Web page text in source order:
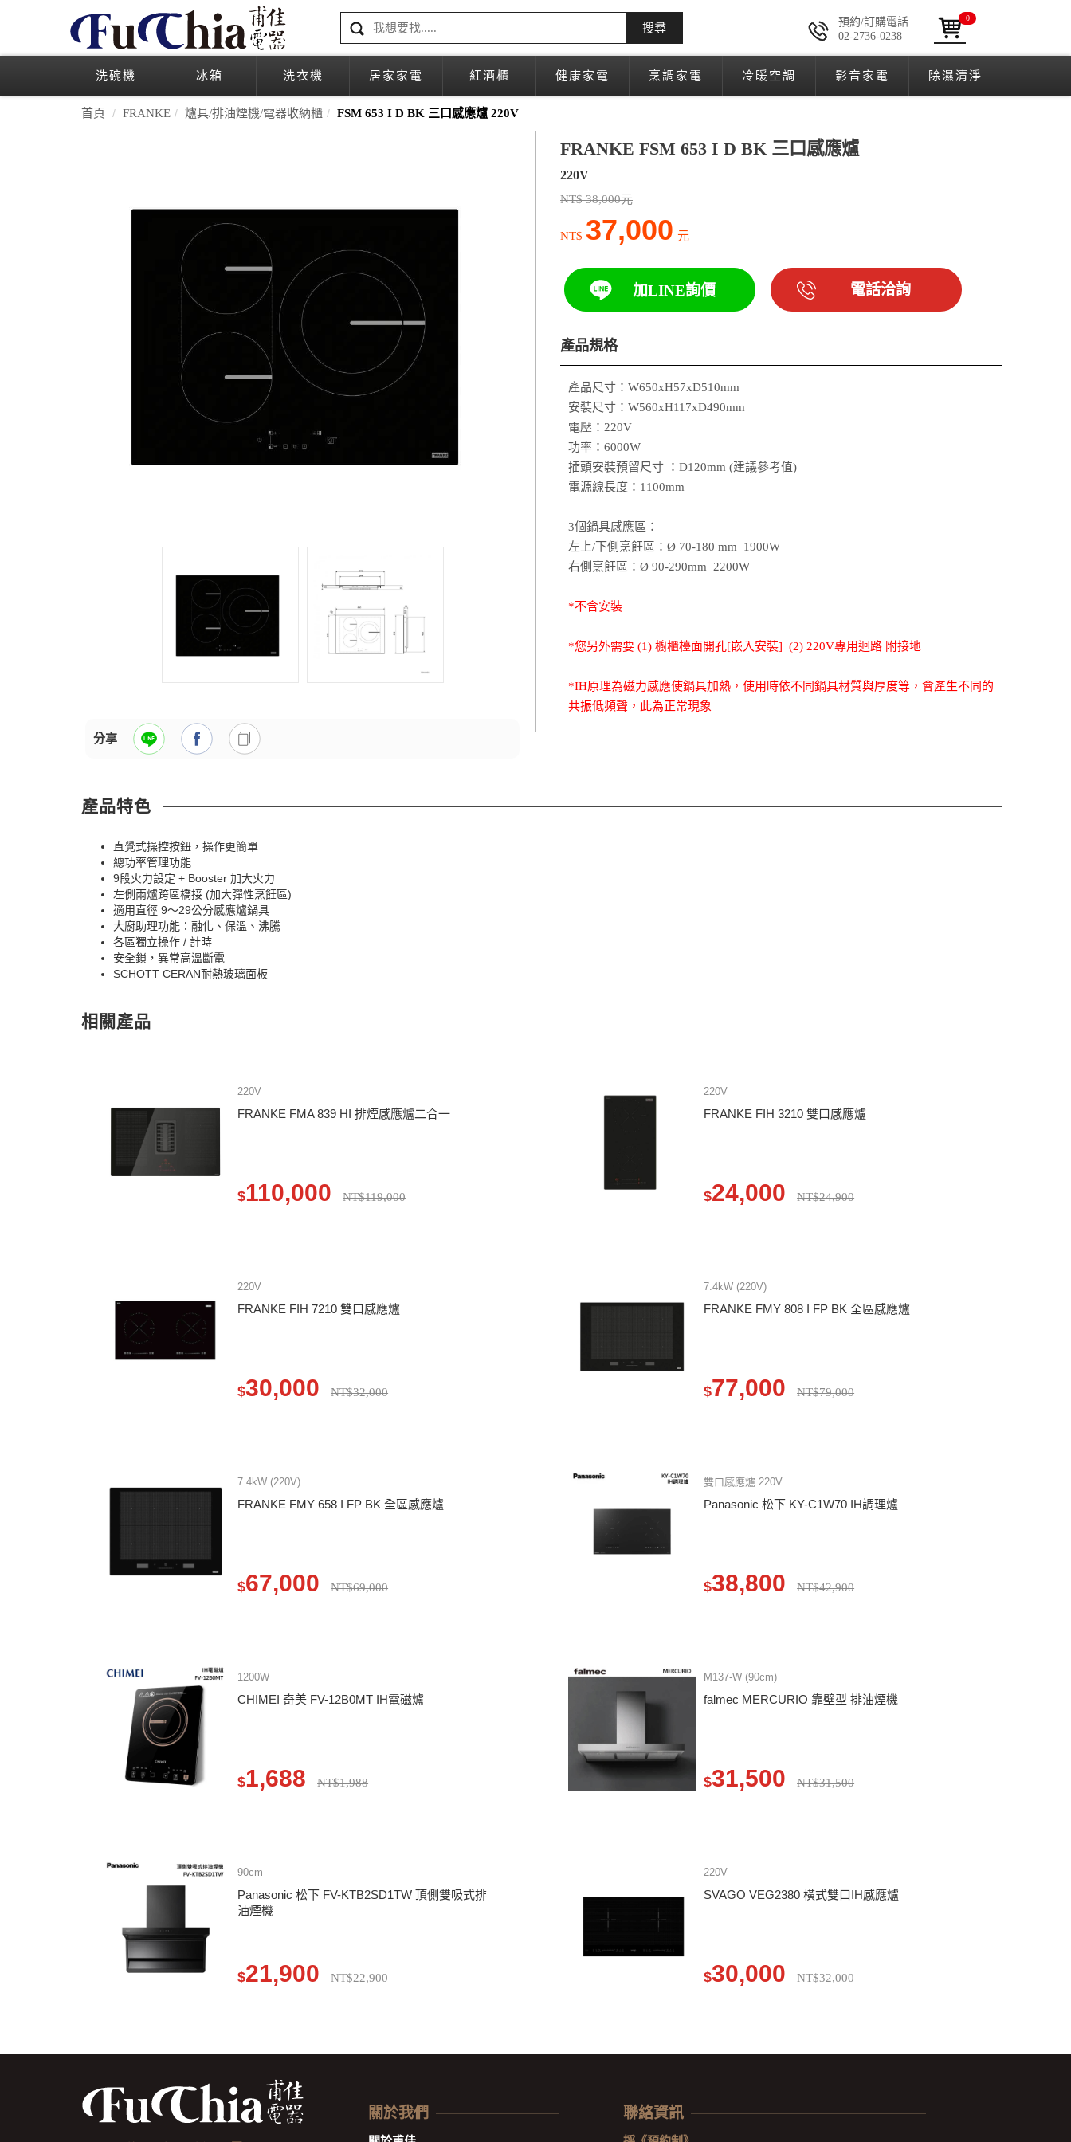
搜尋
預約/訂購電話
02-2736-0238
0
洗碗機 冰箱 洗衣機 居家家電 紅酒櫃 健康家電 烹調家電 冷暖空調 影音家電 除濕清淨
首頁 FRANKE 爐具/排油煙機/電器收納櫃 FSM 653 I D BK 三口感應爐 220V
分享
FRANKE FSM 653 I D BK 三口感應爐
220V
NT$ 38,000元
NT$ 37,000 元
加LINE詢價 電話洽詢
產品規格
產品尺寸：W650xH57xD510mm
安裝尺寸：W560xH117xD490mm
電壓：220V
功率：6000W
插頭安裝預留尺寸 ：D120mm (建議參考值)
電源線長度：1100mm
3個鍋具感應區：
左上/下側烹飪區：Ø 70-180 mm 1900W
右側烹飪區：Ø 90-290mm 2200W
*不含安裝
*您另外需要 (1) 櫥櫃檯面開孔[嵌入安裝] (2) 220V專用迴路 附接地
*IH原理為磁力感應使鍋具加熱，使用時依不同鍋具材質與厚度等，會產生不同的
共振低頻聲，此為正常現象
產品特色
直覺式操控按鈕，操作更簡單
總功率管理功能
9段火力設定 + Booster 加大火力
左側兩爐跨區橋接 (加大彈性烹飪區)
適用直徑 9～29公分感應爐鍋具
大廚助理功能：融化、保溫、沸騰
各區獨立操作 / 計時
安全鎖，異常高溫斷電
SCHOTT CERAN耐熱玻璃面板
相關產品
220V
FRANKE FMA 839 HI 排煙感應爐二合一
$110,000 NT$119,000
220V
FRANKE FIH 3210 雙口感應爐
$24,000 NT$24,900
220V
FRANKE FIH 7210 雙口感應爐
$30,000 NT$32,000
7.4kW (220V)
FRANKE FMY 808 I FP BK 全區感應爐
$77,000 NT$79,000
7.4kW (220V)
FRANKE FMY 658 I FP BK 全區感應爐
$67,000 NT$69,000
雙口感應爐 220V
Panasonic 松下 KY-C1W70 IH調理爐
$38,800 NT$42,900
1200W
CHIMEI 奇美 FV-12B0MT IH電磁爐
$1,688 NT$1,988
M137-W (90cm)
falmec MERCURIO 靠壁型 排油煙機
$31,500 NT$31,500
90cm
Panasonic 松下 FV-KTB2SD1TW 頂側雙吸式排
油煙機
$21,900 NT$22,900
220V
SVAGO VEG2380 橫式雙口IH感應爐
$30,000 NT$32,000
關於我們 聯絡資訊